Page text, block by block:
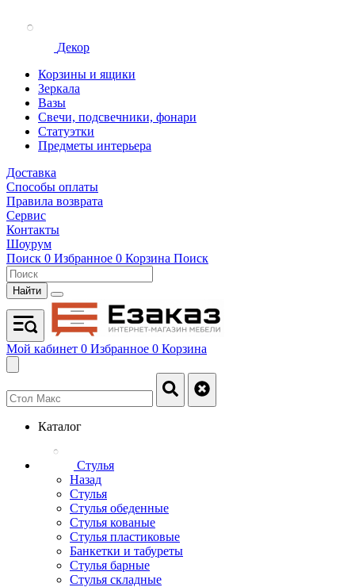
Декор
Корзины и ящики
Зеркала
Вазы
Свечи, подсвечники, фонари
Статуэтки
Предметы интерьера
Доставка
Способы оплаты
Правила возврата
Сервис
Контакты
Шоурум
Поиск 0 Избранное 0 Корзина Поиск
Найти
Мой кабинет 0 Избранное 0 Корзина
Каталог
Стулья
Назад
Стулья
Стулья обеденные
Стулья кованые
Стулья пластиковые
Банкетки и табуреты
Стулья барные
Стулья складные